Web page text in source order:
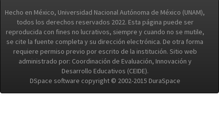
Hecho en México, Universidad Nacional Autónoma de México (UNAM),
todos los derechos reservados 2022. Esta página puede ser
reproducida con fines no lucrativos, siempre y cuando no se mutile,
se cite la fuente completa y su dirección electrónica. De otra forma
requiere permiso previo por escrito de la institución. Sitio web
administrado por: Coordinación de Evaluación, Innovación y
Desarrollo Educativos (CEIDE).
DSpace software copyright © 2002-2015 DuraSpace